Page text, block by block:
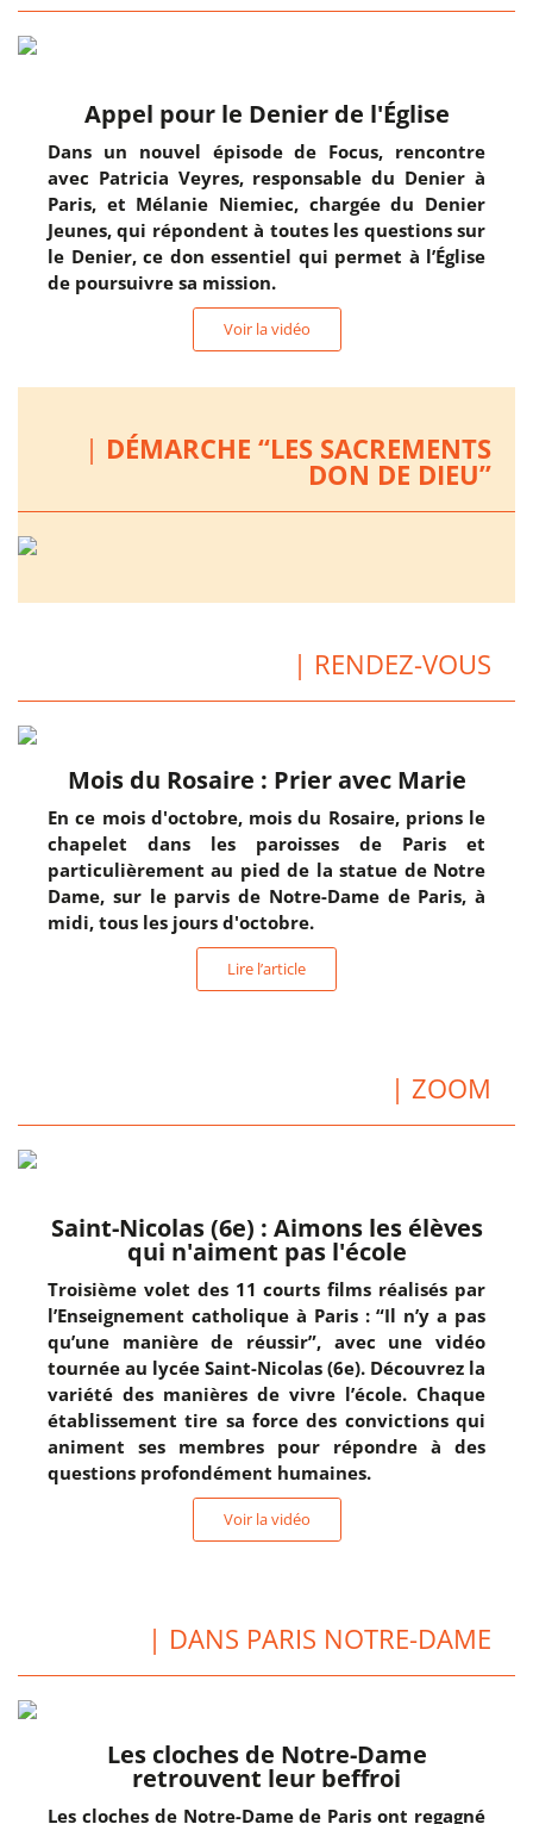
Appel pour le Denier de l'Église
Dans un nouvel épisode de Focus, rencontre
avec Patricia Veyres, responsable du Denier à
Paris, et Mélanie Niemiec, chargée du Denier
Jeunes, qui répondent à toutes les questions sur
le Denier, ce don essentiel qui permet à l’Église
de poursuivre sa mission.
Voir la vidéo
| DÉMARCHE “LES SACREMENTS
DON DE DIEU”
| RENDEZ-VOUS
Mois du Rosaire : Prier avec Marie
En ce mois d'octobre, mois du Rosaire, prions le
chapelet dans les paroisses de Paris et
particulièrement au pied de la statue de Notre
Dame, sur le parvis de Notre-Dame de Paris, à
midi, tous les jours d'octobre.
Lire l’article
| ZOOM
Saint-Nicolas (6e) : Aimons les élèves
qui n'aiment pas l'école
Troisième volet des 11 courts films réalisés par
l’Enseignement catholique à Paris : “Il n’y a pas
qu’une manière de réussir”, avec une vidéo
tournée au lycée Saint-Nicolas (6e). Découvrez la
variété des manières de vivre l’école. Chaque
établissement tire sa force des convictions qui
animent ses membres pour répondre à des
questions profondément humaines.
Voir la vidéo
| DANS PARIS NOTRE-DAME
Les cloches de Notre-Dame
retrouvent leur beffroi
Les cloches de Notre-Dame de Paris ont regagné